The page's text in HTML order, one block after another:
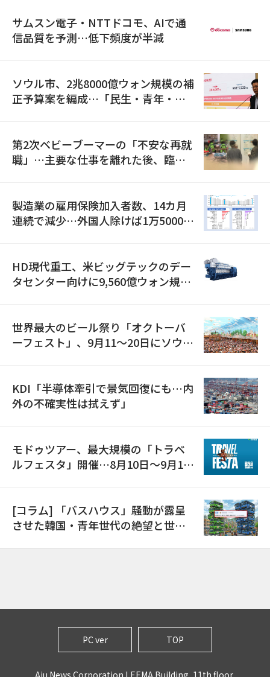
サムスン電子・NTTドコモ、AIで通
信品質を予測…低下頻度が半減
ソウル市、2兆8000億ウォン規模の補
正予算案を編成…「民生・青年・安
第2次ベビーブーマーの「不安な再就
職」…主要な仕事を離れた後、臨時
製造業の雇用保険加入者数、14カ月
連続で減少…外国人除けば1万5000人
HD現代重工、米ビッグテックのデー
タセンター向けに9,560億ウォン規模
世界最大のビール祭り「オクトーバ
ーフェスト」、9月11〜20日にソウル
KDI「半導体牽引で景気回復にも…内
外の不確実性は拭えず」
モドゥツアー、最大規模の「トラベ
ルフェスタ」開催…8月10日～9月11
[コラム] 「バスハウス」騒動が露呈
させた韓国・青年世代の絶望と世代
PC ver TOP
Aju News Corporation LEEMA Building, 11th floor,